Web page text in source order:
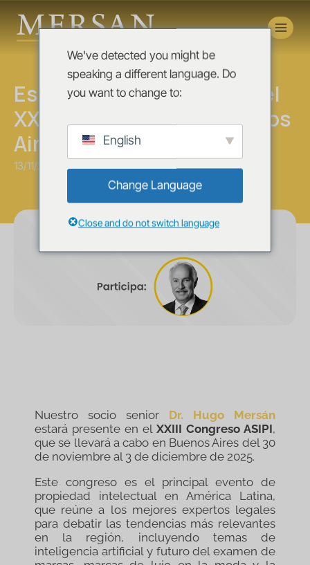
Novedades
Estaremos presentes en el
XXIII Congreso ASIPI Buenos
Aires 2025
13/11/2025
Nuestro socio senior Dr. Hugo Mersán
estará presente en el XXIII Congreso ASIPI,
que se llevará a cabo en Buenos Aires del 30
de noviembre al 3 de diciembre de 2025.
Este congreso es el principal evento de
propiedad intelectual en América Latina,
que reúne a los mejores expertos legales
para debatir las tendencias más relevantes
en la región, incluyendo temas de
inteligencia artificial y futuro del examen de
We've detected you might be
speaking a different language. Do
you want to change to:
English
Change Language
Close and do not switch language